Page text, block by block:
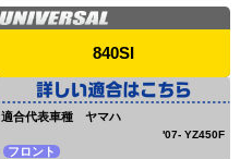
840SI
適合代表車種 ヤマハ
'07- YZ450F
フロント